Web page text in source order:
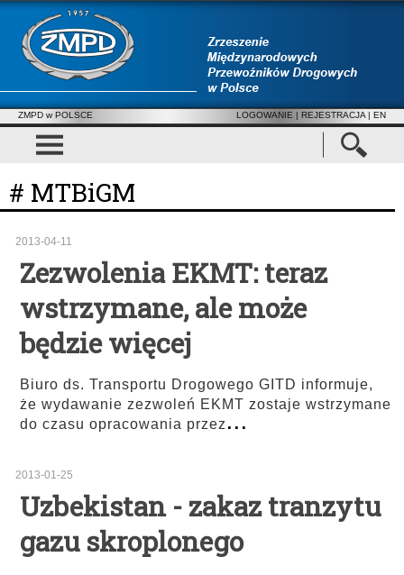
ZMPD w POLSCE LOGOWANIE | REJESTRACJA | EN
# MTBiGM
2013-04-11
Zezwolenia EKMT: teraz
wstrzymane, ale może
będzie więcej
Biuro ds. Transportu Drogowego GITD informuje,
że wydawanie zezwoleń EKMT zostaje wstrzymane
do czasu opracowania przez...
2013-01-25
Uzbekistan - zakaz tranzytu
gazu skroplonego